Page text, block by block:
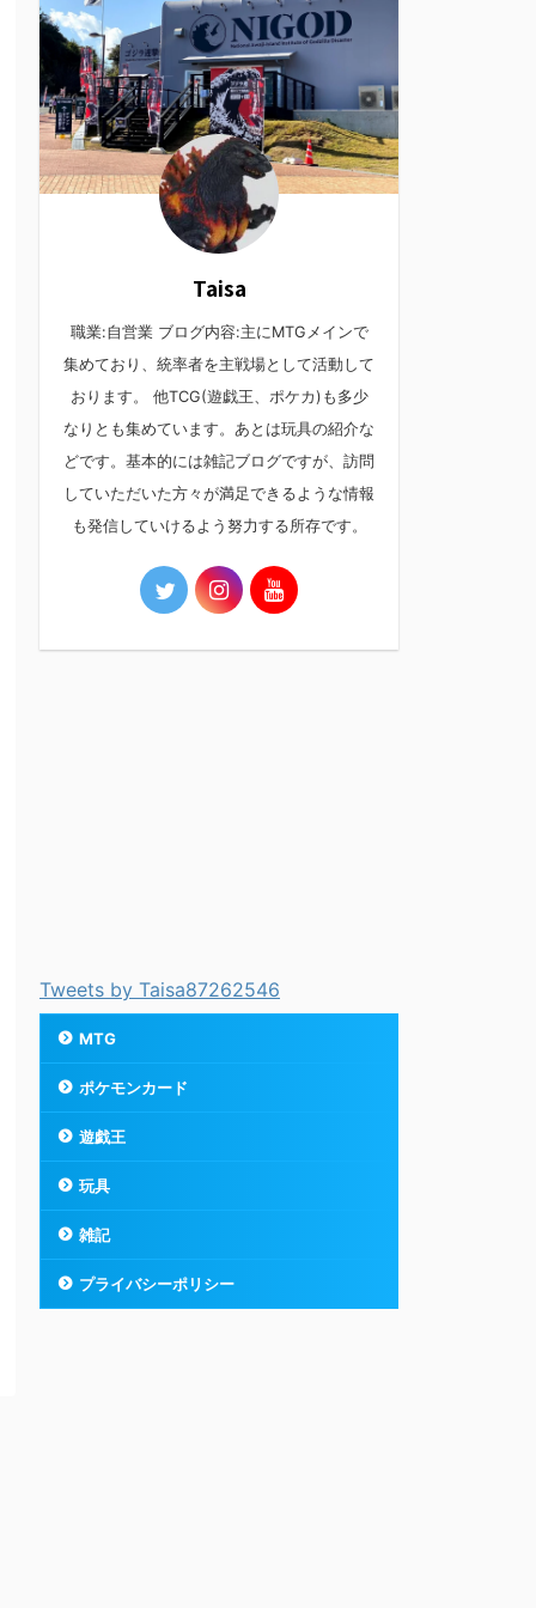
Taisa
職業:自営業 ブログ内容:主にMTGメインで
集めており、統率者を主戦場として活動して
おります。 他TCG(遊戯王、ポケカ)も多少
なりとも集めています。あとは玩具の紹介な
どです。基本的には雑記ブログですが、訪問
していただいた方々が満足できるような情報
も発信していけるよう努力する所存です。
Tweets by Taisa87262546
MTG
ポケモンカード
遊戯王
玩具
雑記
プライバシーポリシー